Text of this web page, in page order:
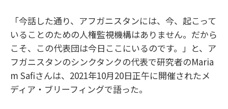
「今話した通り、アフガニスタンには、今、起こって
いることのための人権監視機構はありません。だから
こそ、この代表団は今日ここにいるのです。」と、ア
フガニスタンのシンクタンクの代表で研究者のMaria
m Safiさんは、2021年10月20日正午に開催されたメ
ディア・ブリーフィングで語った。